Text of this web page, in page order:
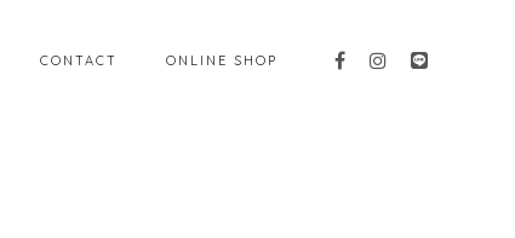
CONTACT ONLINE SHOP